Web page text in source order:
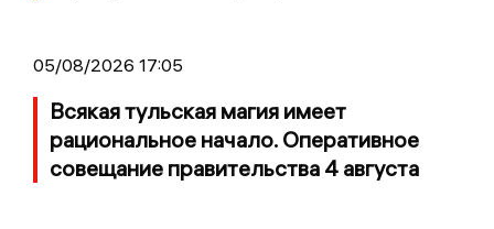
05/08/2026 17:05
Всякая тульская магия имеет
рациональное начало. Оперативное
совещание правительства 4 августа